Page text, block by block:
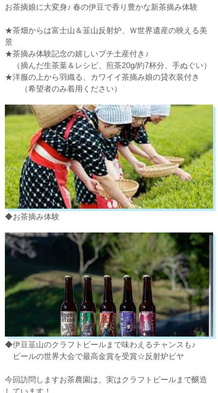
お茶摘娘に大変身♪ 春の伊豆で香り豊かな新茶摘み体験
★茶畑からは富士山＆韮山反射炉、Ｗ世界遺産の映える美
景
★茶摘み体験記念の嬉しいプチ土産付き♪
（摘んだ生茶葉＆レシピ、煎茶20g/約7杯分、手ぬぐい）
★洋服の上から羽織る、カワイイ茶摘み娘の貸衣装付き
（希望者のみ着用ください）
◆お茶摘み体験
◆伊豆韮山のクラフトビールまで味わえるチャンスも♪
ビールの世界大会で最高金賞を受賞☆反射炉ビヤ
今回訪問しますお茶農園は、実はクラフトビールまで醸造
しています！